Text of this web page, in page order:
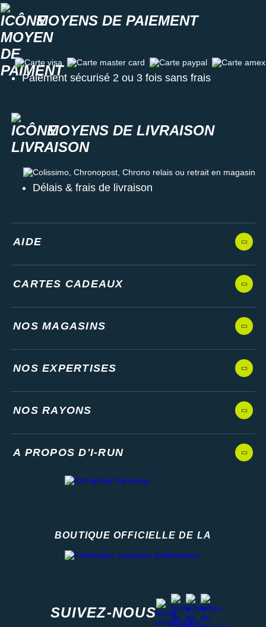
MOYENS DE PAIEMENT
Carte visa Carte master card Carte paypal Carte amex
Paiement sécurisé 2 ou 3 fois sans frais
MOYENS DE LIVRAISON
Colissimo, Chronopost, Chrono relais ou retrait en magasin
Délais & frais de livraison
AIDE
CARTES CADEAUX
NOS MAGASINS
NOS EXPERTISES
NOS RAYONS
A PROPOS D'I-RUN
BOUTIQUE OFFICIELLE DE LA
SUIVEZ-NOUS
instagram
facebook
stravayoutube